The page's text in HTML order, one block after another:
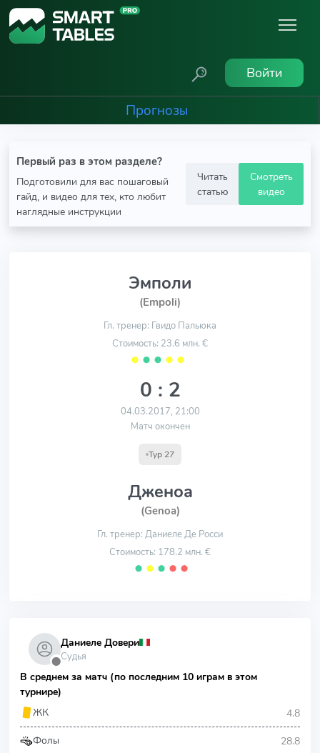
Войти
Прогнозы
Первый раз в этом разделе?
Подготовили для вас пошаговый
гайд, и видео для тех, кто любит
наглядные инструкции
Читать
статью
Смотреть
видео
Эмполи
(Empoli)
Гл. тренер: Гвидо Пальюка
Стоимость: 23.6 млн. €
⬤ ⬤ ⬤ ⬤ ⬤
0 : 2
04.03.2017, 21:00
Матч окончен
Тур 27
Дженоа
(Genoa)
Гл. тренер: Даниеле Де Росси
Стоимость: 178.2 млн. €
⬤ ⬤ ⬤ ⬤ ⬤
⬤
Даниеле Довери
Судья
В среднем за матч (по последним 10 играм в этом
турнире)
ЖК
4.8
Фолы 28.8